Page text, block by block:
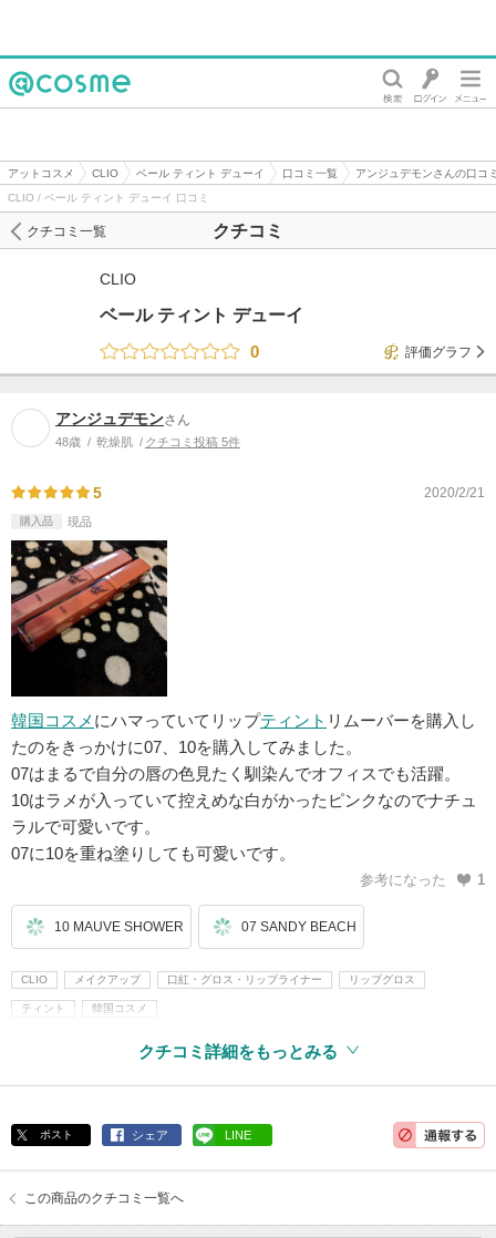
アットコスメ CLIO ベール ティント デューイ 口コミ一覧
アンジュデモンさんの口コ
CLIO / ベール ティント デューイ 口コミ
クチコミ
クチコミ一覧
CLIO
ベール ティント デューイ
0
評価グラフ
アンジュデモンさん
48歳 乾燥肌 クチコミ投稿 5件
5 2020/2/21
購入品 現品
韓国コスメ にハマっていてリップティント リムーバーを購入し
たのをきっかけに07、10を購入してみました。
07はまるで自分の唇の色見たく馴染んでオフィスでも活躍。
10はラメが入っていて控えめな白がかったピンクなのでナチュ
ラルで可愛いです。
07に10を重ね塗りしても可愛いです。
参考になった 1
10 MAUVE SHOWER 07 SANDY BEACH
CLIO メイクアップ 口紅・グロス・リップライナー リップグロス
ティント 韓国コスメ
クチコミ詳細をもっとみる
ポスト シェア LINE
この商品のクチコミ一覧へ